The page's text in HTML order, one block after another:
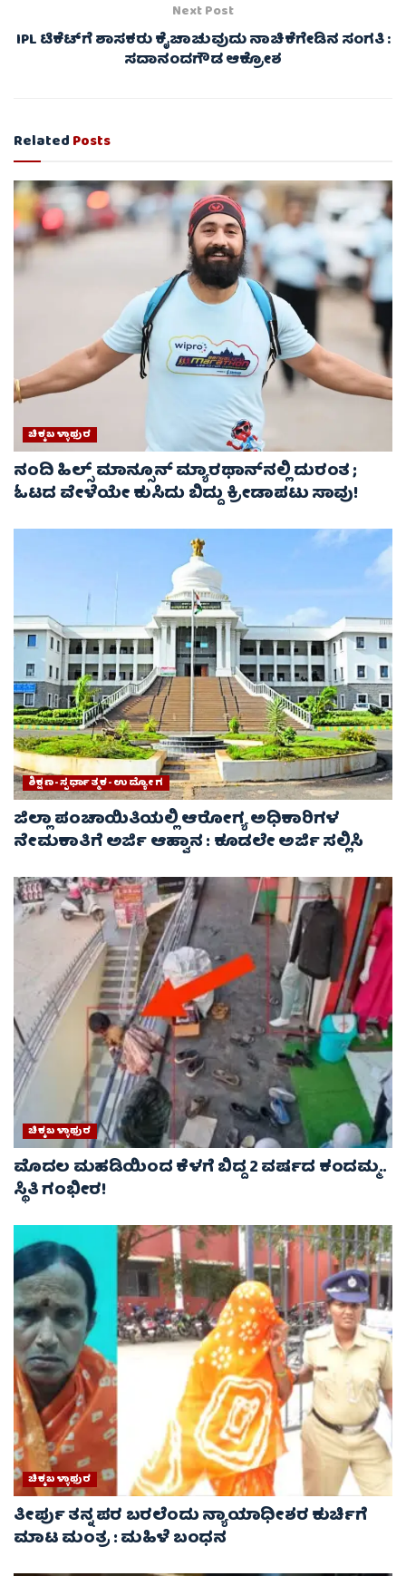
Next Post
IPL ಟಿಕೆಟ್‌ಗೆ ಶಾಸಕರು ಕೈಚಾಚುವುದು ನಾಚಿಕೆಗೇಡಿನ ಸಂಗತಿ :
ಸದಾನಂದಗೌಡ ಆಕ್ರೋಶ
RelatedPosts
ಚಿಕ್ಕಬಳ್ಳಾಫುರ
ನಂದಿ ಹಿಲ್ಸ್ ಮಾನ್ಸೂನ್ ಮ್ಯಾರಥಾನ್‌ನಲ್ಲಿ ದುರಂತ ;
ಓಟದ ವೇಳೆಯೇ ಕುಸಿದು ಬಿದ್ದು ಕ್ರೀಡಾಪಟು ಸಾವು!
ಶಿಕ್ಷಣ-ಸ್ಪರ್ಧಾತ್ಮಕ-ಉದ್ಯೋಗ
ಜಿಲ್ಲಾ ಪಂಚಾಯಿತಿಯಲ್ಲಿ ಆರೋಗ್ಯ ಅಧಿಕಾರಿಗಳ
ನೇಮಕಾತಿಗೆ ಅರ್ಜಿ ಆಹ್ವಾನ : ಕೂಡಲೇ ಅರ್ಜಿ ಸಲ್ಲಿಸಿ
ಚಿಕ್ಕಬಳ್ಳಾಫುರ
ಮೊದಲ ಮಹಡಿಯಿಂದ ಕೆಳಗೆ ಬಿದ್ದ 2 ವರ್ಷದ ಕಂದಮ್ಮ..
ಸ್ಥಿತಿ ಗಂಭೀರ!
ಚಿಕ್ಕಬಳ್ಳಾಫುರ
ತೀರ್ಪು ತನ್ನ ಪರ ಬರಲೆಂದು ನ್ಯಾಯಾಧೀಶರ ಕುರ್ಚಿಗೆ
ಮಾಟ ಮಂತ್ರ : ಮಹಿಳೆ ಬಂಧನ